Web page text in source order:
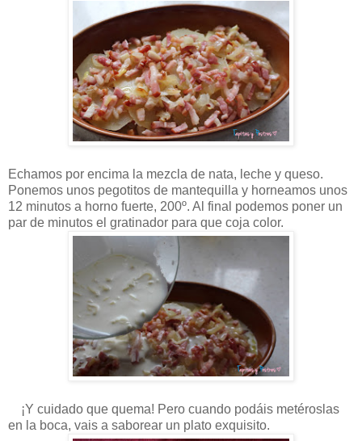
Echamos por encima la mezcla de nata, leche y queso.
Ponemos unos pegotitos de mantequilla y horneamos unos
12 minutos a horno fuerte, 200º. Al final podemos poner un
par de minutos el gratinador para que coja color.
¡Y cuidado que quema! Pero cuando podáis metéroslas
en la boca, vais a saborear un plato exquisito.